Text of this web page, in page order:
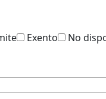
Exento
No